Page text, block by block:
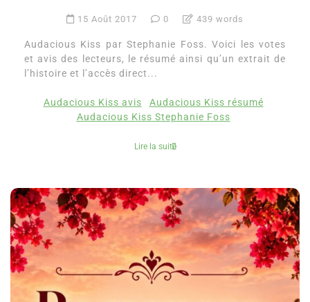
15 Août 2017 0 439 words
Audacious Kiss par Stephanie Foss. Voici les votes
et avis des lecteurs, le résumé ainsi qu’un extrait de
l’histoire et l’accès direct...
Audacious Kiss avis
Audacious Kiss résumé
Audacious Kiss Stephanie Foss
Lire la suite